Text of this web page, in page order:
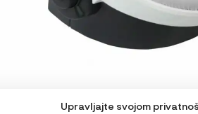
Upravljajte svojom
BeSafe Zaštitna presvlaka za iZi